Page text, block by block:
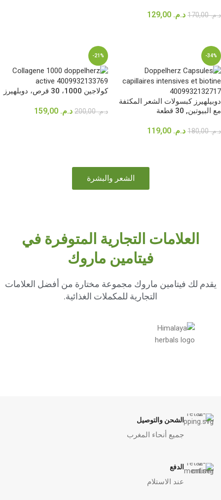
د.م.170,00 د.م.
-34%
دوبيلهيرز كبسولات الشعر المكثفة
مع البيوتين, 30 قطعة
د.م.180,00 د.م.
-21%
كولاجين 1000، 30 قرص، دوبلهيرز
د.م.200,00 د.م.
الشعر والبشرة
العلامات التجارية المتوفرة في
فيتامين ماروك
يقدم لك فيتامين ماروك مجموعة مختارة من أفضل العلامات
التجارية للمكملات الغذائية.
الشحن والتوصيل
جميع أنحاء المغرب
الدفع
عند الاستلام